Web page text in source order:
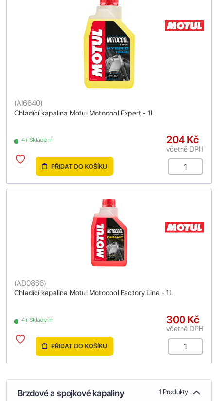
Chladící kapalina Motul Motocool Expert - 1L
(AI6640)
4+ Skladem 204 Kč
včetně DPH
PŘIDAT DO KOŠÍKU
Chladící kapalina Motul Motocool Factory Line - 1L
(AD0866)
4+ Skladem 300 Kč
včetně DPH
PŘIDAT DO KOŠÍKU
Brzdové a spojkové kapaliny 1 Produkty